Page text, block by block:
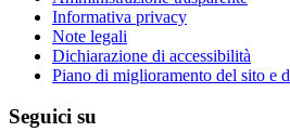
Informativa privacy
Note legali
Dichiarazione di accessibilità
Piano di miglioramento del sito e
Seguici su